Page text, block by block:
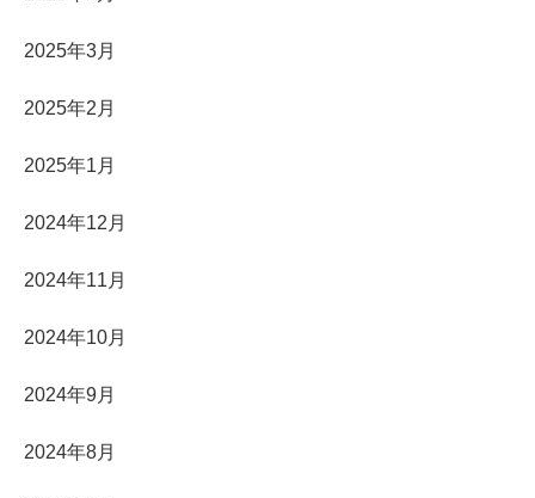
2025年3月
2025年2月
2025年1月
2024年12月
2024年11月
2024年10月
2024年9月
2024年8月